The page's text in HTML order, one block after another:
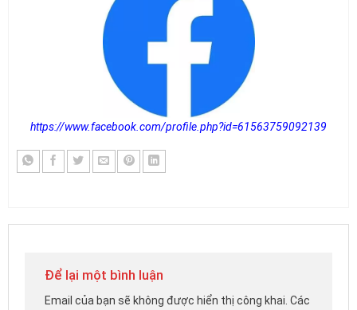
https://www.facebook.com/profile.php?id=61563759092139
Để lại một bình luận
Email của bạn sẽ không được hiển thị công khai. Các